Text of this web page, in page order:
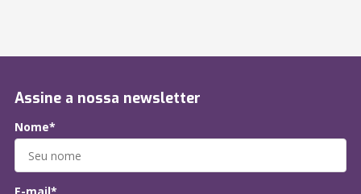
Assine a nossa newsletter
Nome*